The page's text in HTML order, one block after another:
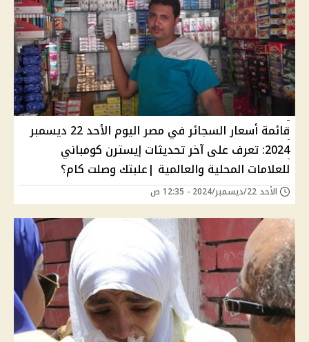
قائمة أسعار السجائر في مصر اليوم الأحد 22 ديسمبر
2024: تعرف على آخر تحديثات إيسترن كومباني
للعلامات المحلية والعالمية |علبتك وصلت كام؟
الأحد 22/ديسمبر/2024 - 12:35 ص